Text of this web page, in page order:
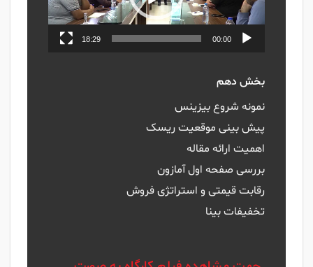
00:00
18:29
بخش دهم
نمونه شروع بیزینس
پیش بینی موقعیت ریسک
اهمیت ارائه مقاله
بررسی صفحه اول آمازون
رقابت قیمتی و استراتژی فروش
تخفیفات بینا